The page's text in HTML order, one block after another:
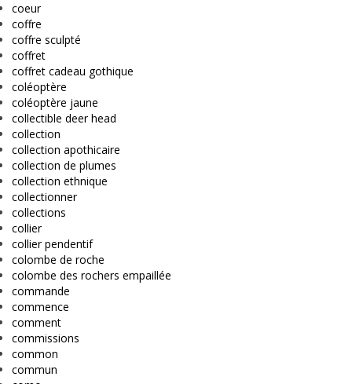
coeur
coffre
coffre sculpté
coffret
coffret cadeau gothique
coléoptère
coléoptère jaune
collectible deer head
collection
collection apothicaire
collection de plumes
collection ethnique
collectionner
collections
collier
collier pendentif
colombe de roche
colombe des rochers empaillée
commande
commence
comment
commissions
common
commun